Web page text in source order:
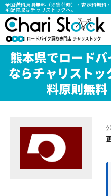
全国送料原則無料（※集荷時）・査定料無料
宅配買取はチャリストックへ。
熊本県でロード
ならチャリスト
料原則無料